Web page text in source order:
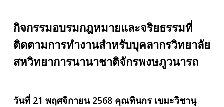
กิจกรรมอบรมกฎหมายและจริยธรรมที่
ติดตามการทำงานสำหรับบุคลากรวิทยาลัย
สหวิทยาการนานาชาติจักรพงษภูวนารถ
วันที่ 21 พฤศจิกายน 2568 คุณทินกร เขมะวิชานุ